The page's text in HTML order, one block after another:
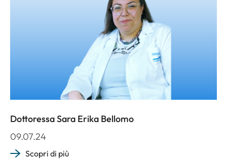
Dottoressa Sara Erika Bellomo
09.07.24
Scopri di più